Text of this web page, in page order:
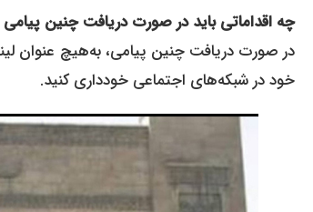
چه اقداماتی باید در صورت دریافت چنین پیامی
در صورت دریافت چنین پیامی، به‌هیچ عنوان
خود در شبکه‌های اجتماعی خودداری کنید.